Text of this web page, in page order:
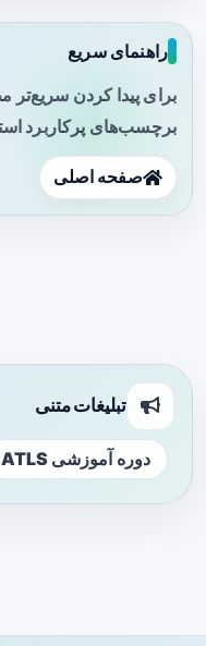
راهنمای سریع
برای پیدا کردن سریع‌تر
برچسب‌های پرکاربرد
صفحه اصلی
تبلیغات متنی
دوره آموزشی ATLS